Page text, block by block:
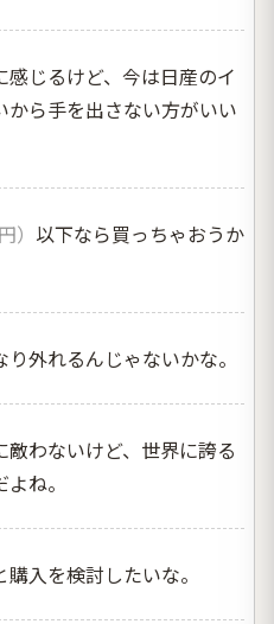
じるけど、今は日産のイ
から手を出さない方がいい
） 以下なら買っちゃおうか
外れるんじゃないかな。
わないけど、世界に誇る
ね。
入を検討したいな。